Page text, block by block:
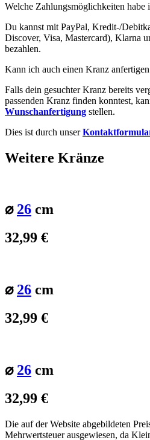
Welche Zahlungsmöglichkeiten habe
Du kannst mit PayPal, Kredit-/
Discover, Visa, Mastercard), Klarna
bezahlen.
Kann ich auch einen Kranz anfertigen
Falls dein gesuchter Kranz bereits
passenden Kranz finden konntest,
Wunschanfertigung stellen.
Dies ist durch unser
Weitere Kränze
⌀ 26 cm
32,99 €
⌀ 26 cm
32,99 €
⌀ 26 cm
32,99 €
Die auf der Website abgebildeten
Mehrwertsteuer ausgewiesen, da